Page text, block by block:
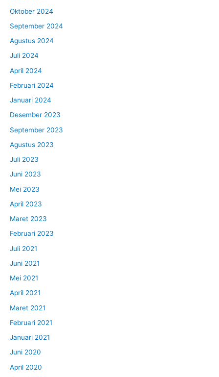
Oktober 2024
September 2024
Agustus 2024
Juli 2024
April 2024
Februari 2024
Januari 2024
Desember 2023
September 2023
Agustus 2023
Juli 2023
Juni 2023
Mei 2023
April 2023
Maret 2023
Februari 2023
Juli 2021
Juni 2021
Mei 2021
April 2021
Maret 2021
Februari 2021
Januari 2021
Juni 2020
April 2020